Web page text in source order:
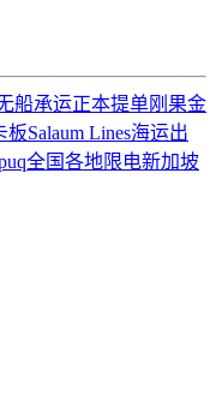
船承运正本提单刚果金
板Salaum Lines海运出
全国各地限电新加坡